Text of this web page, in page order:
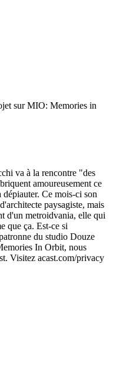
sur MIO: Memories in
va à la rencontre "des
amoureusement ce
dépiauter. Ce mois-ci son
paysagiste, mais
d'un metroidvania, elle qui
que ça. Est-ce si
du studio Douze
In Orbit, nous
Visitez acast.com/privacy